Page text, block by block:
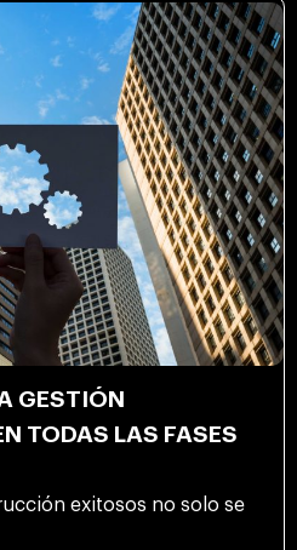
GESTIÓN
TODAS LAS FASES
exitosos no solo se